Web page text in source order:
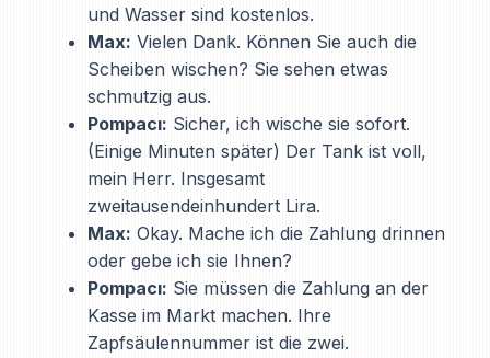
und Wasser sind kostenlos.
Max: Vielen Dank. Können Sie auch die
Scheiben wischen? Sie sehen etwas
schmutzig aus.
Pompacı: Sicher, ich wische sie sofort.
(Einige Minuten später) Der Tank ist voll,
mein Herr. Insgesamt
zweitausendeinhundert Lira.
Max: Okay. Mache ich die Zahlung drinnen
oder gebe ich sie Ihnen?
Pompacı: Sie müssen die Zahlung an der
Kasse im Markt machen. Ihre
Zapfsäulennummer ist die zwei.